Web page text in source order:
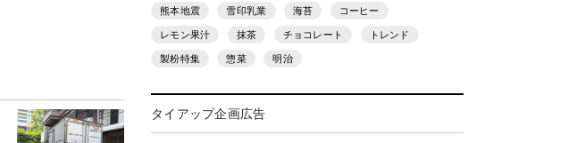
熊本地震 雪印乳業 海苔 コーヒー
レモン果汁 抹茶 チョコレート トレンド
製粉特集 惣菜 明治
タイアップ企画広告